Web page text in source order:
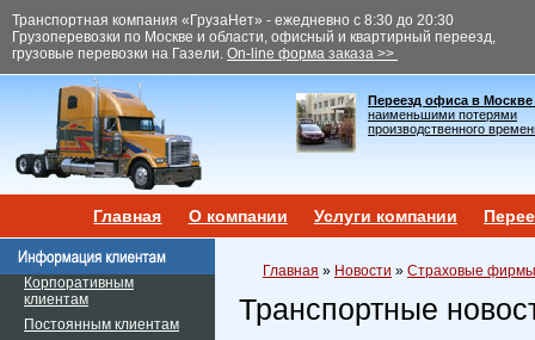
Транспортная компания «ГрузаНет» - ежедневно с 8:30 до 20:30
Грузоперевозки по Москве и области, офисный и квартирный переезд,
грузовые перевозки на Газели. On-line форма заказа >>
Переезд офиса в Москве
наименьшими потерями
производственного
Главная О компании Услуги компании
Корпоративным
клиентам
Постоянным клиентам
Главная » Новости » Страховые фирмы
Транспортные